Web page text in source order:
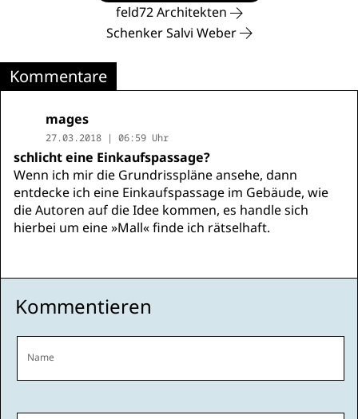
feld72 Architekten
Schenker Salvi Weber
Kommentare
mages
27.03.2018 | 06:59 Uhr
schlicht eine Einkaufspassage?
Wenn ich mir die Grundrisspläne ansehe, dann
entdecke ich eine Einkaufspassage im Gebäude, wie
die Autoren auf die Idee kommen, es handle sich
hierbei um eine »Mall« finde ich rätselhaft.
Kommentieren
Name